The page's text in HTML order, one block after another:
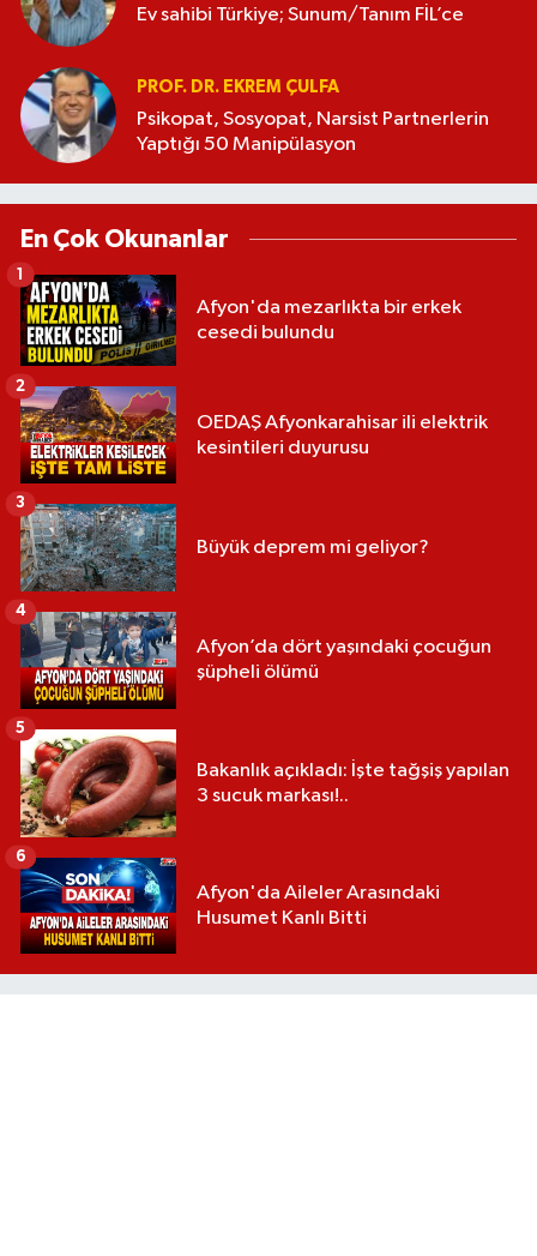
Ev sahibi Türkiye; Sunum/Tanım FİL’ce
PROF. DR. EKREM ÇULFA
Psikopat, Sosyopat, Narsist Partnerlerin
Yaptığı 50 Manipülasyon
En Çok Okunanlar
Afyon'da mezarlıkta bir erkek
cesedi bulundu
1
OEDAŞ Afyonkarahisar ili elektrik
kesintileri duyurusu
2
Büyük deprem mi geliyor?
3
Afyon’da dört yaşındaki çocuğun
şüpheli ölümü
4
Bakanlık açıkladı: İşte tağşiş yapılan
3 sucuk markası!..
5
Afyon'da Aileler Arasındaki
Husumet Kanlı Bitti
6